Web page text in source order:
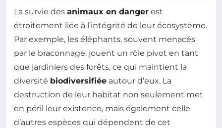
La survie des animaux en danger est
étroitement liée à l’intégrité de leur écosystème.
Par exemple, les éléphants, souvent menacés
par le braconnage, jouent un rôle pivot en tant
que jardiniers des forêts, ce qui maintient la
diversité biodiversifiée autour d’eux. La
destruction de leur habitat non seulement met
en péril leur existence, mais également celle
d’autres espèces qui dépendent de cet